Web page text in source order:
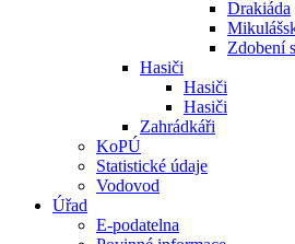
Drakiáda
Zdobení
Hasiči
Hasiči
Hasiči
Zahrádkáři
KoPÚ
Statistické údaje
Vodovod
Úřad
E-podatelna